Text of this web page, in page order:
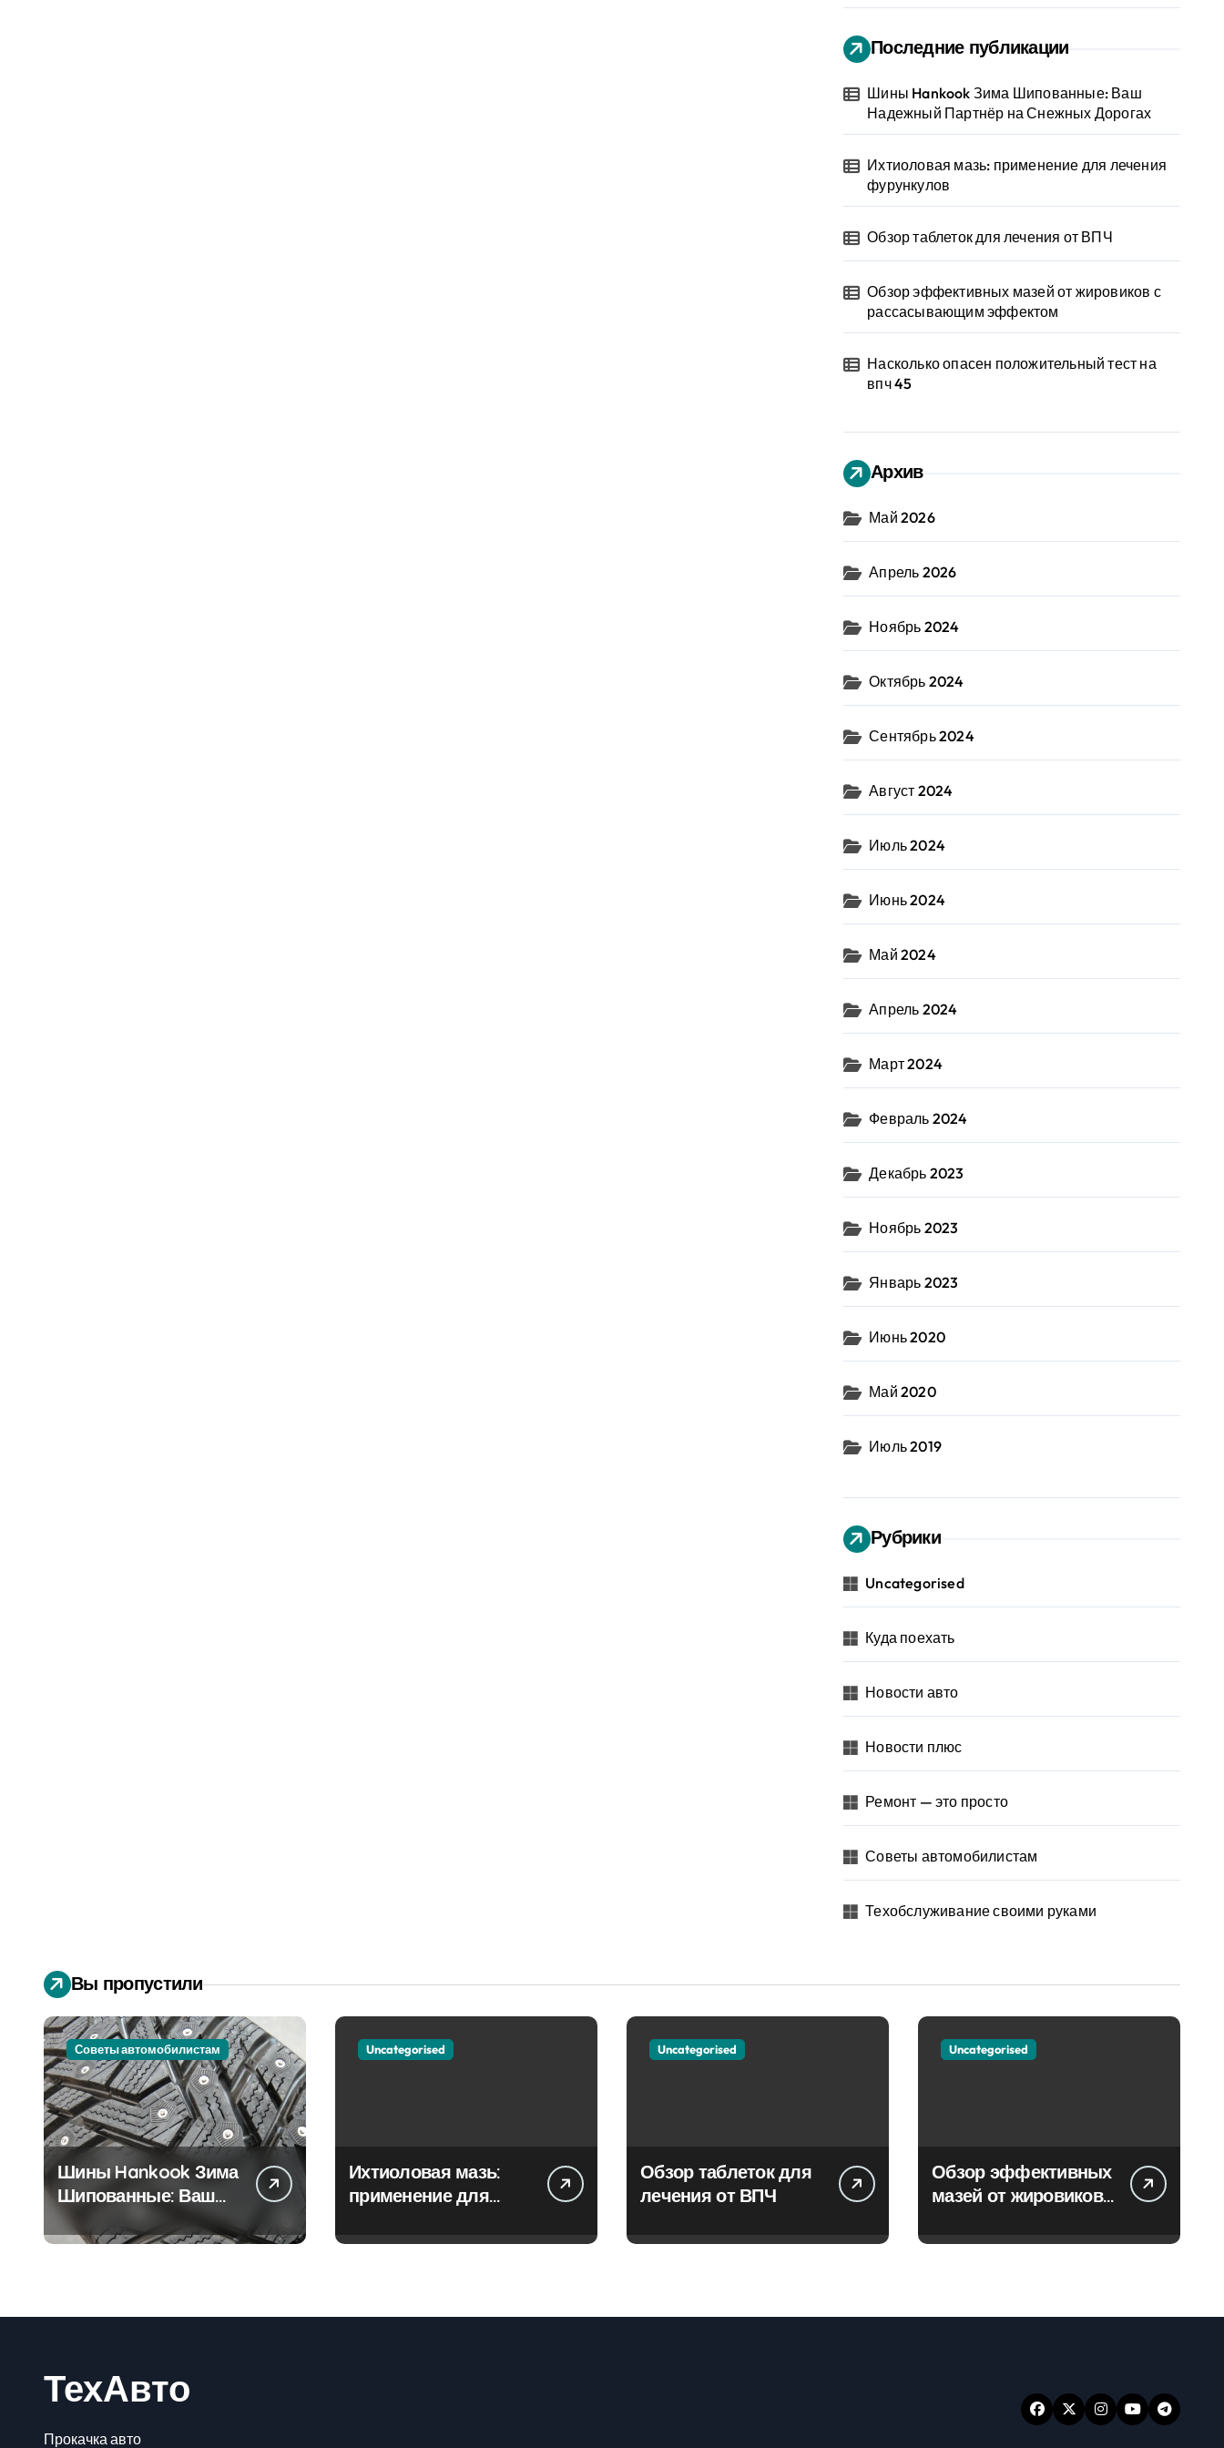
Последние публикации
Шины Hankook Зима Шипованные: Ваш
Надежный Партнёр на Снежных Дорогах
Ихтиоловая мазь: применение для лечения
фурункулов
Обзор таблеток для лечения от ВПЧ
Обзор эффективных мазей от жировиков с
рассасывающим эффектом
Насколько опасен положительный тест на
впч 45
Архив
Май 2026
Апрель 2026
Ноябрь 2024
Октябрь 2024
Сентябрь 2024
Август 2024
Июль 2024
Июнь 2024
Май 2024
Апрель 2024
Март 2024
Февраль 2024
Декабрь 2023
Ноябрь 2023
Январь 2023
Июнь 2020
Май 2020
Июль 2019
Рубрики
Uncategorised
Куда поехать
Новости авто
Новости плюс
Ремонт — это просто
Советы автомобилистам
Техобслуживание своими руками
Вы пропустили
Советы автомобилистам
Шины Hankook Зима
Шипованные: Ваш
Надежный Партнёр
на Снежных Дорогах
Uncategorised
Ихтиоловая мазь:
применение для
Uncategorised
Обзор таблеток для
лечения от ВПЧ
Uncategorised
Обзор эффективных
мазей от жировиков
эффектом
ТехАвто
Прокачка авто